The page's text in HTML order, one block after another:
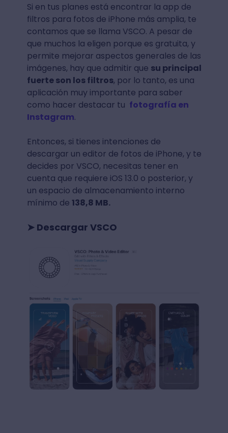
Si en tus planes está encontrar la app de
filtros para fotos de iPhone más amplia, te
contamos que se llama VSCO. A pesar de
que muchos la eligen porque es gratuita, y
permite mejorar aspectos generales de las
imágenes, hay que admitir que su principal
fuerte son los filtros, por lo tanto, es una
aplicación muy importante para saber
como hacer destacar tu fotografía en
Instagram.
Entonces, si tienes intenciones de
descargar un editor de fotos de iPhone, y te
decides por VSCO, necesitas tener en
cuenta que requiere iOS 13.0 o posterior, y
un espacio de almacenamiento interno
mínimo de 138,8 MB.
➤ Descargar VSCO